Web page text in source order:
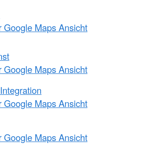
Google Maps Ansicht
Google Maps Ansicht
Google Maps Ansicht
Google Maps Ansicht